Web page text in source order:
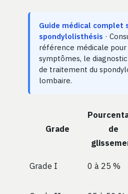
Guide médical complet
spondylolisthésis ·
référence médicale
symptômes, le
de traitement du
lombaire.
Grade
de
Grade I 0 à 25 %